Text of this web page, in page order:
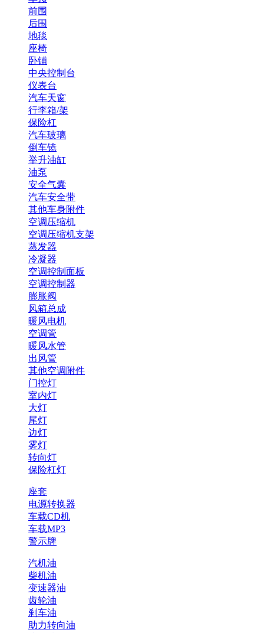
前围
后围
地毯
座椅
卧铺
中央控制台
仪表台
汽车天窗
行李箱/架
保险杠
汽车玻璃
倒车镜
举升油缸
油泵
安全气囊
汽车安全带
其他车身附件
空调压缩机
空调压缩机支架
蒸发器
冷凝器
空调控制面板
空调控制器
膨胀阀
风箱总成
暖风电机
空调管
暖风水管
出风管
其他空调附件
门控灯
室内灯
大灯
尾灯
边灯
雾灯
转向灯
保险杠灯
座套
电源转换器
车载CD机
车载MP3
警示牌
汽机油
柴机油
变速器油
齿轮油
刹车油
助力转向油